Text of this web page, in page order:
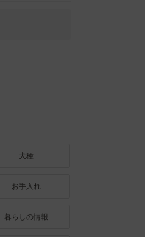
犬種
お手入れ
暮らしの情報